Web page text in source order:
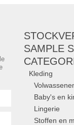
SAMPLE
Kleding
Baby's en
Lingerie
Stoffen en